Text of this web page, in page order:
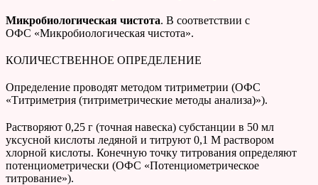
Микробиологическая чистота. В соответствии с
ОФС «Микробиологическая чистота».
КОЛИЧЕСТВЕННОЕ ОПРЕДЕЛЕНИЕ
Определение проводят методом титриметрии (ОФС
«Титриметрия (титриметрические методы анализа)»).
Растворяют 0,25 г (точная навеска) субстанции в 50 мл
уксусной кислоты ледяной и титруют 0,1 М раствором
хлорной кислоты. Конечную точку титрования определяют
потенциометрически (ОФС «Потенциометрическое
титрование»).